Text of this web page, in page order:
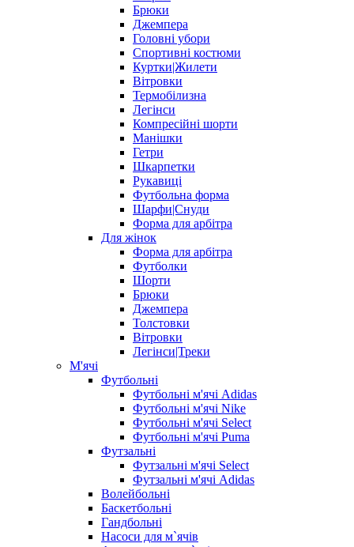
Брюки
Джемпера
Головні убори
Спортивні костюми
Куртки|Жилети
Вітровки
Термобілизна
Легінси
Компресійні шорти
Манішки
Гетри
Шкарпетки
Рукавиці
Футбольна форма
Шарфи|Снуди
Форма для арбітра
Для жінок
Форма для арбітра
Футболки
Шорти
Брюки
Джемпера
Толстовки
Вітровки
Легінси|Треки
М'ячі
Футбольні
Футбольні м'ячі Adidas
Футбольні м'ячі Nike
Футбольні м'ячі Select
Футбольні м'ячі Puma
Футзальні
Футзальні м'ячі Select
Футзальні м'ячі Adidas
Волейбольні
Баскетбольні
Гандбольні
Насоси для м`ячів